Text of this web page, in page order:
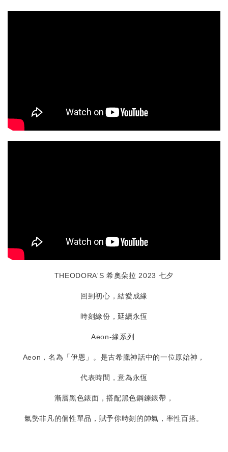
THEODORA'S 希奧朵拉 2023 七夕
回到初心，結愛成緣
時刻緣份，延續永恆
Aeon-緣系列
Aeon，名為「伊恩」。是古希臘神話中的一位原始神，
代表時間，意為永恆
漸層黑色錶面，搭配黑色鋼鍊錶帶，
氣勢非凡的個性單品，賦予你時刻的帥氣，率性百搭。